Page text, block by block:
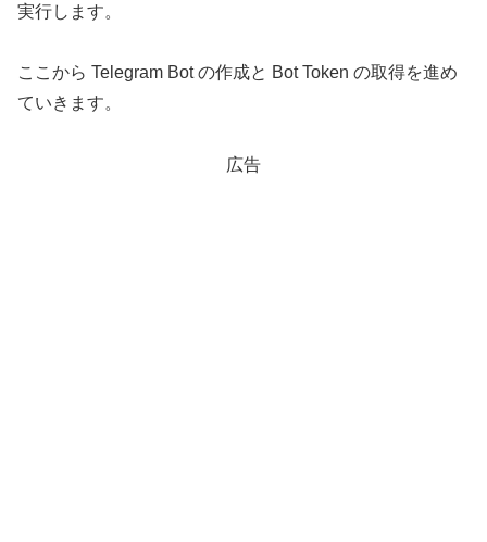
実行します。
ここから Telegram Bot の作成と Bot Token の取得を進め
ていきます。
広告